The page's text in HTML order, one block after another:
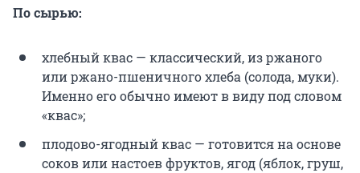
По сырью:
хлебный квас — классический, из ржаного
или ржано-пшеничного хлеба (солода, муки).
Именно его обычно имеют в виду под словом
«квас»;
плодово-ягодный квас — готовится на основе
соков или настоев фруктов, ягод (яблок, груш,